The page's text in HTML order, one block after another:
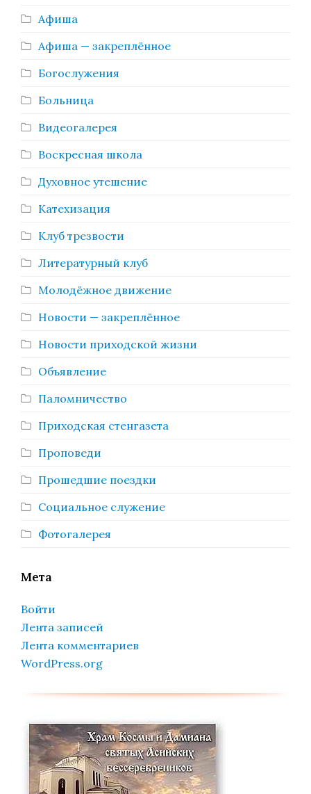
Афиша
Афиша — закреплённое
Богослужения
Больница
Видеогалерея
Воскресная школа
Духовное утешение
Катехизация
Клуб трезвости
Литературный клуб
Молодёжное движение
Новости — закреплённое
Новости приходской жизни
Объявление
Паломничество
Приходская стенгазета
Проповеди
Прошедшие поездки
Социальное служение
Фотогалерея
Мета
Войти
Лента записей
Лента комментариев
WordPress.org